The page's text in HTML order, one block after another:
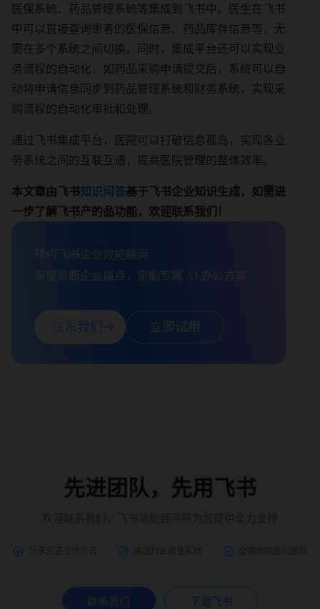
医保系统、药品管理系统等集成到飞书中。医生在飞书
中可以直接查询患者的医保信息、药品库存信息等，无
需在多个系统之间切换。同时，集成平台还可以实现业
务流程的自动化，如药品采购申请提交后，系统可以自
动将申请信息同步到药品管理系统和财务系统，实现采
购流程的自动化审批和处理。
通过飞书集成平台，医院可以打破信息孤岛，实现各业
务系统之间的互联互通，提高医院管理的整体效率。
本文章由飞书知识问答基于飞书企业知识生成，如需进
一步了解飞书产的品功能，欢迎联系我们！
预约飞书企业效能顾问
深度诊断企业痛点，定制专属 AI 办公方案
联系我们 立即试用
先进团队，先用飞书
联系我们 下载飞书